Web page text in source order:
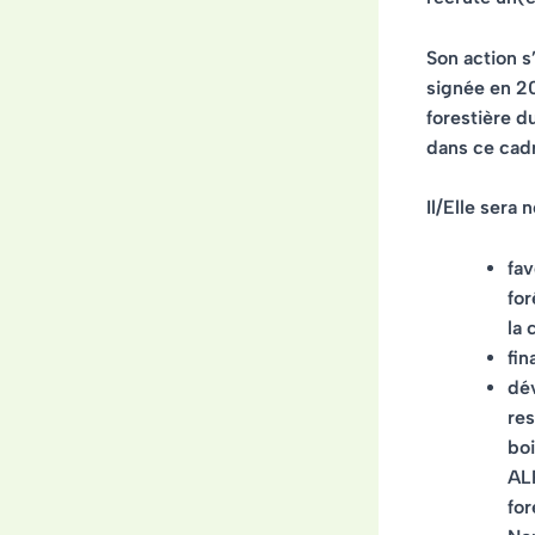
Son action
signée en
forestière
dans ce
Il/Elle sera
la